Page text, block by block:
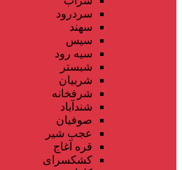
سردرود
سهند
سیس
سیه رود
شبستر
شربیان
شرفخانه
شندآباد
صوفیان
عجب شیر
قره آغاج
کشکسرای